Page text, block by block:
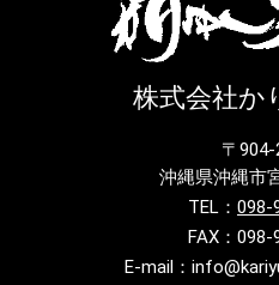
株式会社か
〒
沖縄県沖縄市
TEL： 098-
FAX：098-
E-mail：